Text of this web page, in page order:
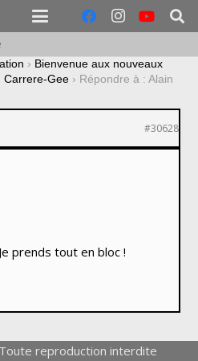
› Bienvenue aux nouveaux
Carrere-Gee › Répondre à : Alain
#30628
prends tout en bloc !
reproduction interdite